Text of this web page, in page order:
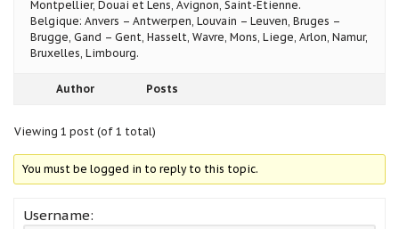
Montpellier, Douai et Lens, Avignon, Saint-Etienne.
Belgique: Anvers – Antwerpen, Louvain – Leuven, Bruges –
Brugge, Gand – Gent, Hasselt, Wavre, Mons, Liege, Arlon, Namur,
Bruxelles, Limbourg.
Author Posts
Viewing 1 post (of 1 total)
You must be logged in to reply to this topic.
Username: